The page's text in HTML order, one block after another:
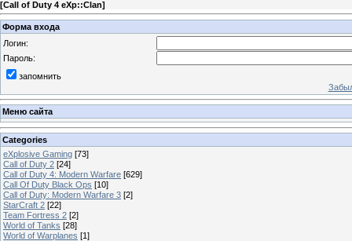
[Call of Duty 4 eXp::Clan]
Форма входа
Логин:
Пароль:
запомнить
Меню сайта
Categories
eXplosive Gaming [73]
Call of Duty 2 [24]
Call of Duty 4: Modern Warfare [629]
Call Of Duty Black Ops [10]
Call of Duty: Modern Warfare 3 [2]
StarCraft 2 [22]
Team Fortress 2 [2]
World of Tanks [28]
World of Warplanes [1]